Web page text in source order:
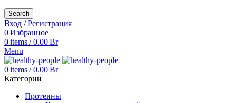
Search
Вход / Регистрация
0 Избранное
0 items / 0.00 Br
Menu
0 items / 0.00 Br
Категории
Протеины